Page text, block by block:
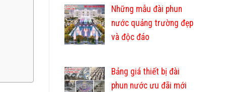
Những mẫu đài phun
nước quảng trường đẹp
và độc đáo
Bảng giá thiết bị đài
phun nước ưu đãi mới